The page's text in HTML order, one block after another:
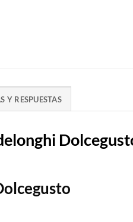
Y RESPUESTAS